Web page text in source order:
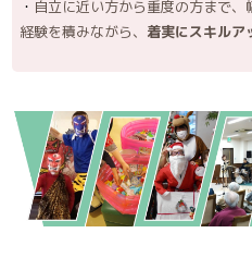
自立に近い方から重度の方まで
経験を積みながら、 着実にスキルア